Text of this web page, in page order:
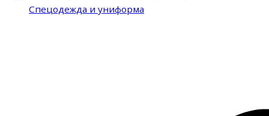
Спецодежда и униформа